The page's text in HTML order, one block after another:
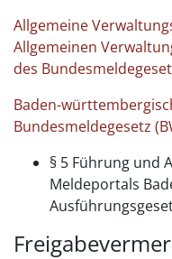
Allgemeine
Allgemeinen
des
Baden-
Bundesmeldegesetz
§ 5 Führung und
Meldeportals